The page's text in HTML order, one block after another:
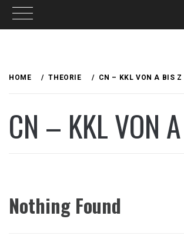
HOME THEORIE CN – KKL VON A BIS Z
CN – KKL VON
Nothing Found